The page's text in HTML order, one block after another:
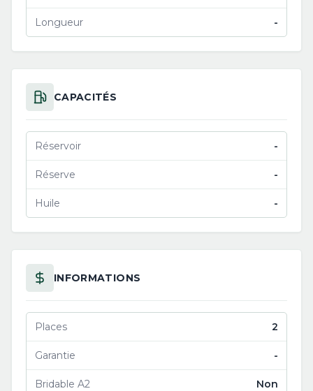
Longueur -
CAPACITÉS
Réservoir -
Réserve -
Huile -
INFORMATIONS
Places 2
Garantie -
Bridable A2 Non